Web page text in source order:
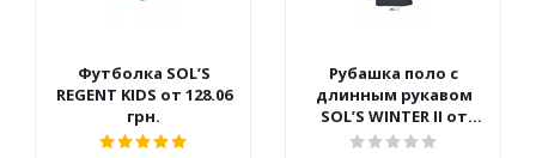
Футболка SOL’S
REGENT KIDS от 128.06
грн.
Рубашка поло с
длинным рукавом
SOL’S WINTER II от
562.10 грн.